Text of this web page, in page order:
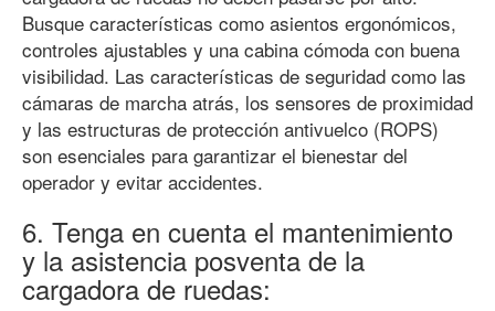
Busque características como asientos ergonómicos,
controles ajustables y una cabina cómoda con buena
visibilidad. Las características de seguridad como las
cámaras de marcha atrás, los sensores de proximidad
y las estructuras de protección antivuelco (ROPS)
son esenciales para garantizar el bienestar del
operador y evitar accidentes.
6. Tenga en cuenta el mantenimiento
y la asistencia posventa de la
cargadora de ruedas: